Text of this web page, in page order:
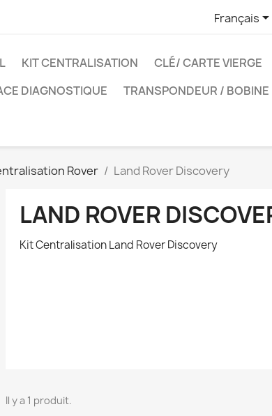
Français
KIT CENTRALISATION CLÉ/ CARTE VIERGE
DIAGNOSTIQUE
TRANSPONDEUR / BOBINE
Rover Land Rover Discovery
LAND ROVER
Kit Centralisation Land Rover Discovery
Il y a 1 produit.